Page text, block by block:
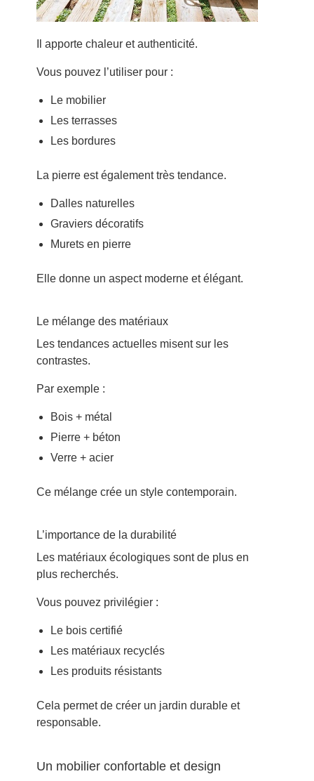
Il apporte chaleur et authenticité.
Vous pouvez l’utiliser pour :
Le mobilier
Les terrasses
Les bordures
La pierre est également très tendance.
Dalles naturelles
Graviers décoratifs
Murets en pierre
Elle donne un aspect moderne et élégant.
Le mélange des matériaux
Les tendances actuelles misent sur les
contrastes.
Par exemple :
Bois + métal
Pierre + béton
Verre + acier
Ce mélange crée un style contemporain.
L’importance de la durabilité
Les matériaux écologiques sont de plus en
plus recherchés.
Vous pouvez privilégier :
Le bois certifié
Les matériaux recyclés
Les produits résistants
Cela permet de créer un jardin durable et
responsable.
Un mobilier confortable et design